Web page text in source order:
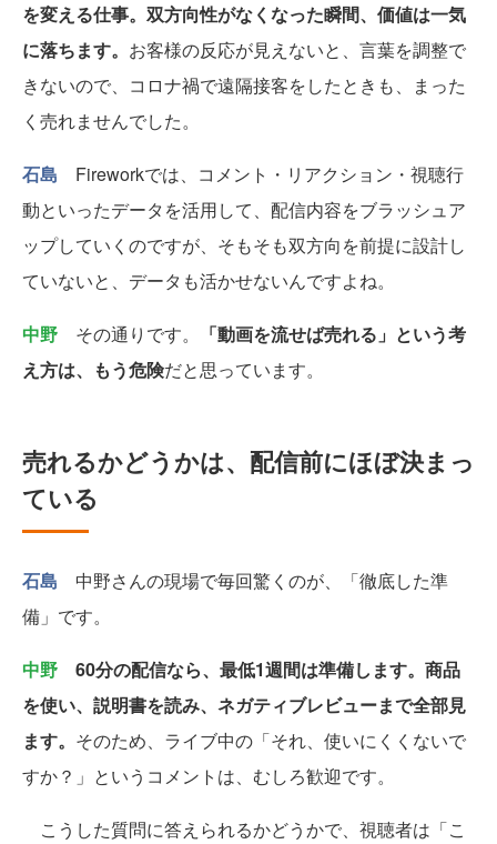
を変える仕事。双方向性がなくなった瞬間、価値は一気
に落ちます。 お客様の反応が見えないと、言葉を調整で
きないので、コロナ禍で遠隔接客をしたときも、まった
く売れませんでした。
石島 Fireworkでは、コメント・リアクション・視聴行
動といったデータを活用して、配信内容をブラッシュア
ップしていくのですが、そもそも双方向を前提に設計し
ていないと、データも活かせないんですよね。
中野 その通りです。
「動画を流せば売れる」という考
え方は、もう危険だと思っています。
売れるかどうかは、配信前にほぼ決まっ
ている
石島 中野さんの現場で毎回驚くのが、「徹底した準
備」です。
中野 60分の配信なら、最低1週間は準備します。商品
を使い、説明書を読み、ネガティブレビューまで全部見
ます。 そのため、ライブ中の「それ、使いにくくないで
すか？」というコメントは、むしろ歓迎です。
こうした質問に答えられるかどうかで、視聴者は「こ